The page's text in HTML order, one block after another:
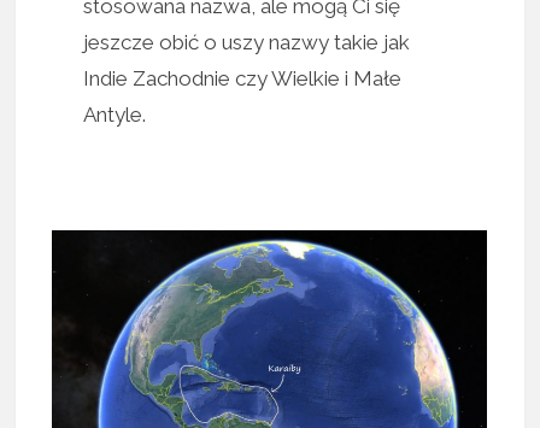
stosowana nazwa, ale mogą Ci się
jeszcze obić o uszy nazwy takie jak
Indie Zachodnie czy Wielkie i Małe
Antyle.